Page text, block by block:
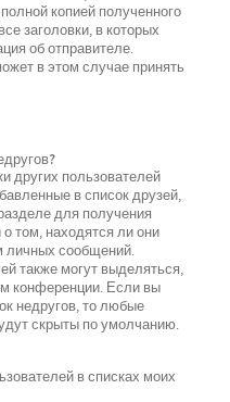
копией полученного
заголовки, в которых
об отправителе.
в этом случае принять
других пользователей
в список друзей,
для получения
том, находятся ли они
личных сообщений.
также могут выделяться,
конференции. Если вы
недругов, то любые
скрыты по умолчанию.
в списках моих